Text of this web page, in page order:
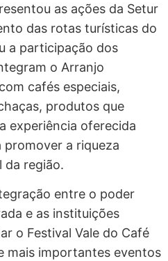
as ações da Setur
das rotas turísticas do
a participação dos
o Arranjo
cafés especiais,
produtos que
experiência oferecida
promover a riqueza
da região.
entre o poder
e as instituições
o Festival Vale do Café
mais importantes eventos